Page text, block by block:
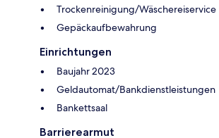
Trockenreinigung/Wäschereiservice
Gepäckaufbewahrung
Einrichtungen
Baujahr 2023
Geldautomat/Bankdienstleistungen
Bankettsaal
Barrierearmut